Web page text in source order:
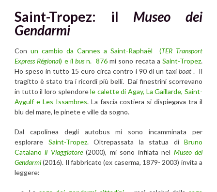
Saint-Tropez: il Museo dei
Gendarmi
Con un cambio da Cannes a Saint-Raphaël (TER Transport
Express Régional) e il busn. 876mi sono recata a Saint-Tropez.
Ho speso in tutto 15 euro circa contro i 90 di un taxiboat. Il
tragitto è stato tra i ricordi più belli. Dai finestrini scorrevano
in tutto il loro splendorele calette di Agay, La Gaillarde, Saint-
Aygulf e Les Issambres. La fascia costiera si dispiegava tra il
blu del mare, le pinete e ville da sogno.
Dal capolinea degli autobus mi sono incamminata per
esplorare Saint-Tropez. Oltrepassata la statua di Bruno
Catalanoil Viaggiatore(2000), mi sono infilata nel Museo dei
Gendarmi(2016). Il fabbricato (ex caserma, 1879- 2003) invita a
leggere: